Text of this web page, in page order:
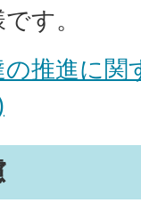
す。
推進に関